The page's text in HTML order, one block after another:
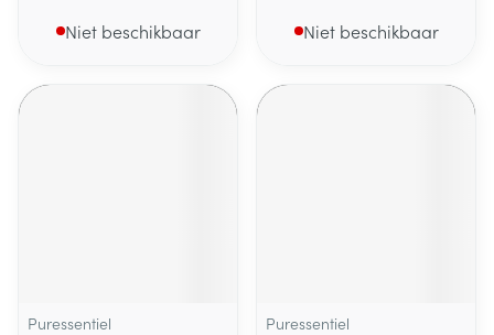
Niet beschikbaar Niet beschikbaar
Puressentiel
Puressentiel